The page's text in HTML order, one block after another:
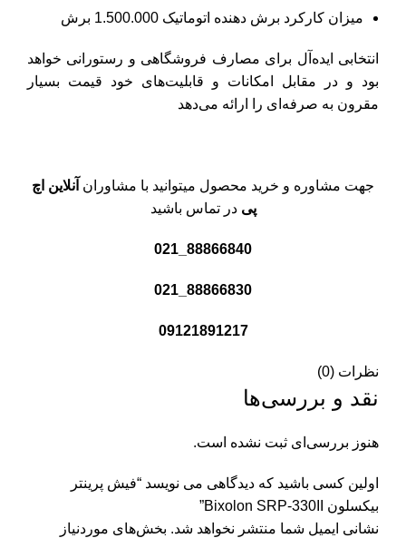
میزان کارکرد برش دهنده اتوماتیک 1.500.000 برش
انتخابی ایده‌آل برای مصارف فروشگاهی و رستورانی خواهد
بود و در مقابل امکانات و قابلیت‌های خود قیمت بسیار
مقرون به صرفه‌ای را ارائه می‌دهد
جهت مشاوره و خرید محصول میتوانید با مشاوران آنلاین اچ
پی در تماس باشید
88866840_021
88866830_021
09121891217
نظرات (0)
نقد و بررسی‌ها
هنوز بررسی‌ای ثبت نشده است.
اولین کسی باشید که دیدگاهی می نویسد “فیش پرینتر
بیکسلون Bixolon SRP-330II”
نشانی ایمیل شما منتشر نخواهد شد. بخش‌های موردنیاز